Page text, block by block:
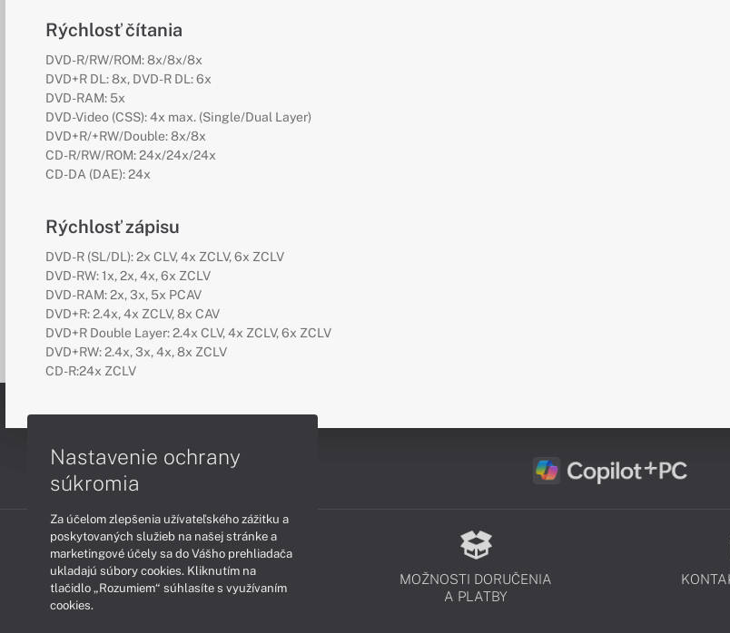
Rýchlosť čítania
DVD-R/RW/ROM: 8x/8x/8x
DVD+R DL: 8x, DVD-R DL: 6x
DVD-RAM: 5x
DVD-Video (CSS): 4x max. (Single/Dual Layer)
DVD+R/+RW/Double: 8x/8x
CD-R/RW/ROM: 24x/24x/24x
CD-DA (DAE): 24x
Rýchlosť zápisu
DVD-R (SL/DL): 2x CLV, 4x ZCLV, 6x ZCLV
DVD-RW: 1x, 2x, 4x, 6x ZCLV
DVD-RAM: 2x, 3x, 5x PCAV
DVD+R: 2.4x, 4x ZCLV, 8x CAV
DVD+R Double Layer: 2.4x CLV, 4x ZCLV, 6x ZCLV
DVD+RW: 2.4x, 3x, 4x, 8x ZCLV
CD-R:24x ZCLV
PODPORA A SERVIS
MOŽNOSTI DORUČENIA
A PLATBY
Nastavenie ochrany
súkromia
Za účelom zlepšenia užívateľského zážitku a
poskytovaných služieb na našej stránke a
marketingové účely sa do Vášho prehliadača
ukladajú súbory cookies. Kliknutím na
tlačidlo „Rozumiem“ súhlasíte s využívaním
cookies.